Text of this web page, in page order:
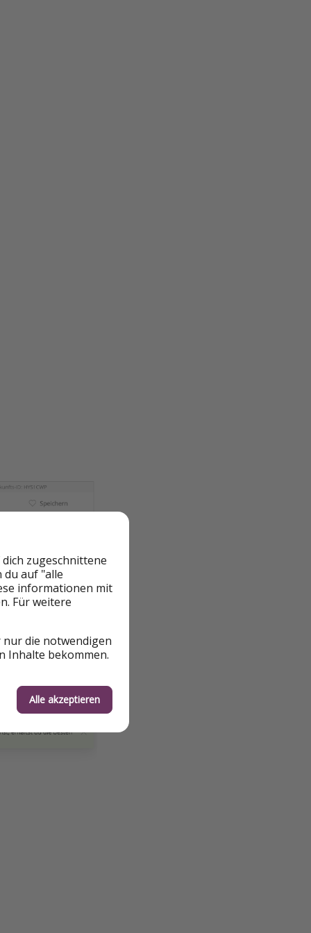
zugeschnittene
du auf "alle
informationen mit
Für weitere
nur die notwendigen
Inhalte bekommen.
Alle akzeptieren